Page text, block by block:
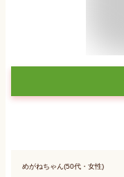
めがねちゃん(50代・女性)